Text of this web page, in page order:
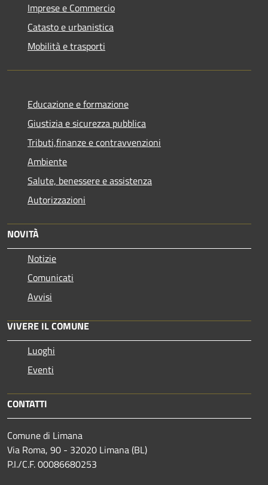
Imprese e Commercio
Catasto e urbanistica
Mobilità e trasporti
Educazione e formazione
Giustizia e sicurezza pubblica
Tributi,finanze e contravvenzioni
Ambiente
Salute, benessere e assistenza
Autorizzazioni
NOVITÀ
Notizie
Comunicati
Avvisi
VIVERE IL COMUNE
Luoghi
Eventi
CONTATTI
Comune di Limana
Via Roma, 90 - 32020 Limana (BL)
P.I./C.F. 00086680253